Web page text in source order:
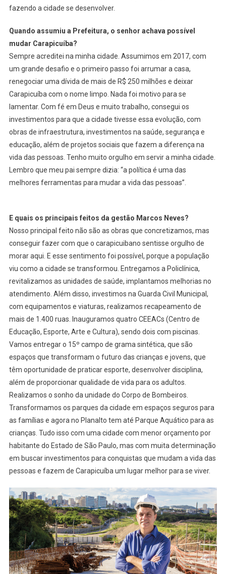
O
fazendo a cidade se desenvolver.
Quando assumiu a Prefeitura, o senhor achava possível
mudar Carapicuíba?
Sempre acreditei na minha cidade. Assumimos em 2017, com
um grande desafio e o primeiro passo foi arrumar a casa,
renegociar uma dívida de mais de R$ 250 milhões e deixar
Carapicuíba com o nome limpo. Nada foi motivo para se
lamentar. Com fé em Deus e muito trabalho, consegui os
investimentos para que a cidade tivesse essa evolução, com
obras de infraestrutura, investimentos na saúde, segurança e
educação, além de projetos sociais que fazem a diferença na
vida das pessoas. Tenho muito orgulho em servir a minha cidade.
Lembro que meu pai sempre dizia: “a política é uma das
melhores ferramentas para mudar a vida das pessoas”.
E quais os principais feitos da gestão Marcos Neves?
Nosso principal feito não são as obras que concretizamos, mas
conseguir fazer com que o carapicuibano sentisse orgulho de
morar aqui. E esse sentimento foi possível, porque a população
viu como a cidade se transformou. Entregamos a Policlínica,
revitalizamos as unidades de saúde, implantamos melhorias no
atendimento. Além disso, investimos na Guarda Civil Municipal,
com equipamentos e viaturas, realizamos recapeamento de
mais de 1.400 ruas. Inauguramos quatro CEEACs (Centro de
Educação, Esporte, Arte e Cultura), sendo dois com piscinas.
Vamos entregar o 15º campo de grama sintética, que são
espaços que transformam o futuro das crianças e jovens, que
têm oportunidade de praticar esporte, desenvolver disciplina,
além de proporcionar qualidade de vida para os adultos.
Realizamos o sonho da unidade do Corpo de Bombeiros.
Transformamos os parques da cidade em espaços seguros para
as famílias e agora no Planalto tem até Parque Aquático para as
crianças. Tudo isso com uma cidade com menor orçamento por
habitante do Estado de São Paulo, mas com muita determinação
em buscar investimentos para conquistas que mudam a vida das
pessoas e fazem de Carapicuíba um lugar melhor para se viver.